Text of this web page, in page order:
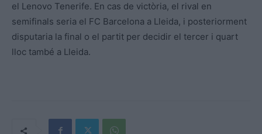
el Lenovo Tenerife. En cas de victòria, el rival en
semifinals seria el FC Barcelona a Lleida, i posteriorment
disputaria la final o el partit per decidir el tercer i quart
lloc també a Lleida.